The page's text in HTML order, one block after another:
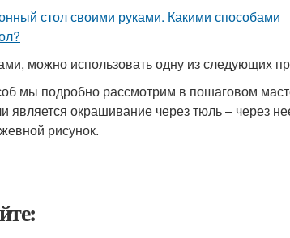
можно использовать одну из следующих
мы подробно рассмотрим в пошаговом
является окрашивание через тюль – через
рисунок.